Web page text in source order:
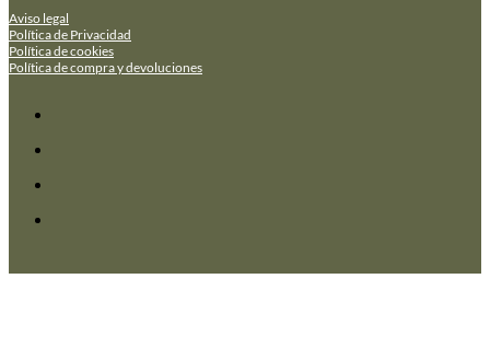
Aviso legal
Política de Privacidad
Política de cookies
Política de compra y devoluciones